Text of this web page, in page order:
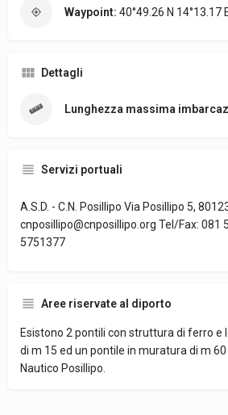
Waypoint: 40°49.26 N 14°13.17
Dettagli
Lunghezza massima
Servizi portuali
A.S.D. - C.N. Posillipo Via Posillipo 5,
cnposillipo@cnposillipo.org Tel/Fax: 081
5751377
Aree riservate al diporto
Esistono 2 pontili con struttura di ferro e
di m 15 ed un pontile in muratura di m
Nautico Posillipo.